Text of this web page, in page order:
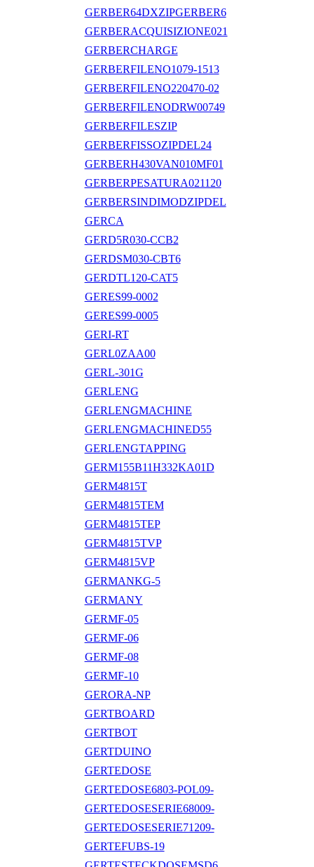
GERBER64DXZIPGERBER6
GERBERACQUISIZIONE021
GERBERCHARGE
GERBERFILENO1079-1513
GERBERFILENO220470-02
GERBERFILENODRW00749
GERBERFILESZIP
GERBERFISSOZIPDEL24
GERBERH430VAN010MF01
GERBERPESATURA021120
GERBERSINDIMODZIPDEL
GERCA
GERD5R030-CCB2
GERDSM030-CBT6
GERDTL120-CAT5
GERES99-0002
GERES99-0005
GERI-RT
GERL0ZAA00
GERL-301G
GERLENG
GERLENGMACHINE
GERLENGMACHINED55
GERLENGTAPPING
GERM155B11H332KA01D
GERM4815T
GERM4815TEM
GERM4815TEP
GERM4815TVP
GERM4815VP
GERMANKG-5
GERMANY
GERMF-05
GERMF-06
GERMF-08
GERMF-10
GERORA-NP
GERTBOARD
GERTBOT
GERTDUINO
GERTEDOSE
GERTEDOSE6803-POL09-
GERTEDOSESERIE68009-
GERTEDOSESERIE71209-
GERTEFUBS-19